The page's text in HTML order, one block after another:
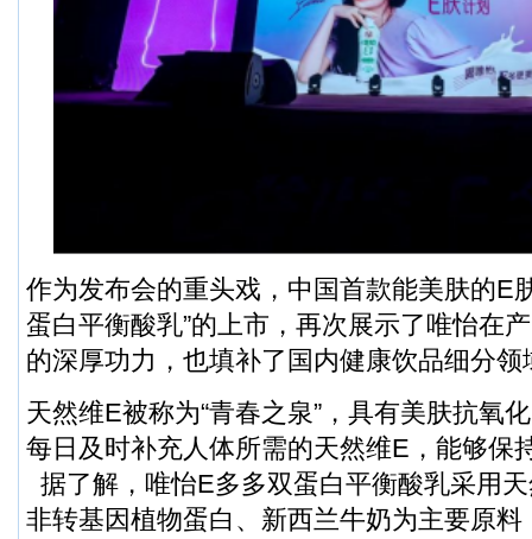
作为发布会的重头戏，中国首款能美肤的E
蛋白平衡酸乳”的上市，再次展示了唯怡在
的深厚功力，也填补了国内健康饮品细分
天然维E被称为“青春之泉”，具有美肤抗氧
每日及时补充人体所需的天然维E，能够保
据了解，唯怡E多多双蛋白平衡酸乳采用
非转基因植物蛋白、新西兰牛奶为主要原